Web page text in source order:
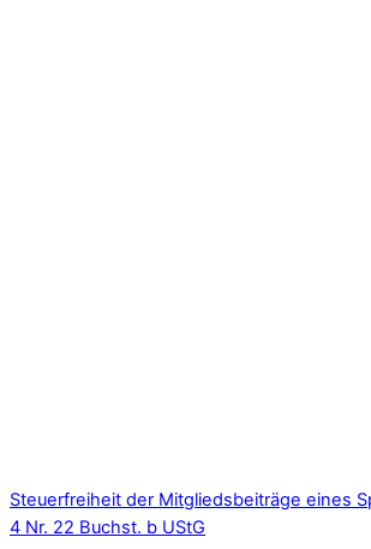
Steuerfreiheit der Mitgliedsbeiträge eines
4 Nr. 22 Buchst. b UStG